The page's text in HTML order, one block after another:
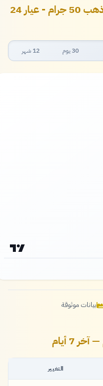
الرسم البياني لسعر سبيكة ذهب 50 جرام - عيار 24
30 يوم 12 شهر
بيانات موثوقة
التغيير